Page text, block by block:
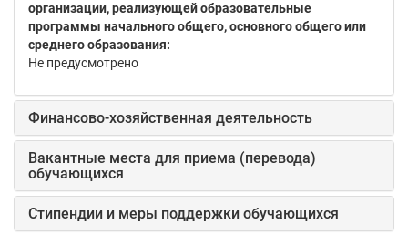
организации, реализующей образовательные
программы начального общего, основного общего или
среднего образования:
Не предусмотрено
Финансово-хозяйственная деятельность
Вакантные места для приема (перевода)
обучающихся
Стипендии и меры поддержки обучающихся